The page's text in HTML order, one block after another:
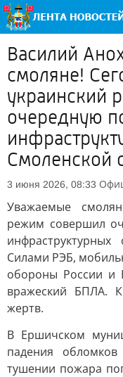
Василий
смоляне!
украинский
очередную
Смоленской
3 июня 2026, 08:33
Уважаемые
режим совершил
Силами РЭБ,
обороны России и
вражеский БПЛА.
жертв.
В Ершичском
падения
тушении пожара